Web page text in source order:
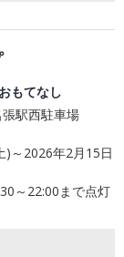
もてなし
駅西駐車場
)～2026年2月15日
～22:00まで点灯